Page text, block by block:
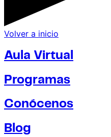
Volver a inicio
Aula Virtual
Programas
Conócenos
Blog